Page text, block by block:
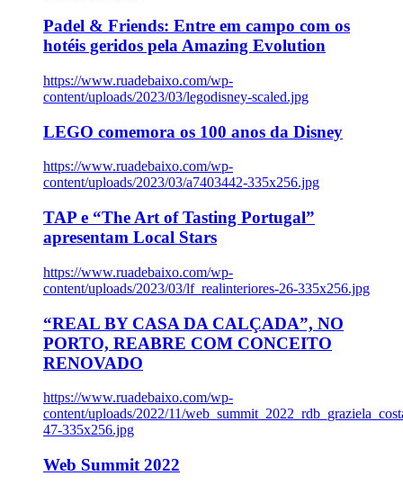
Padel & Friends: Entre em campo com os
hotéis geridos pela Amazing Evolution
https://www.ruadebaixo.com/wp-
content/uploads/2023/03/legodisney-scaled.jpg
LEGO comemora os 100 anos da Disney
https://www.ruadebaixo.com/wp-
content/uploads/2023/03/a7403442-335x256.jpg
TAP e “The Art of Tasting Portugal”
apresentam Local Stars
https://www.ruadebaixo.com/wp-
content/uploads/2023/03/lf_realinteriores-26-335x256.jpg
“REAL BY CASA DA CALÇADA”, NO
PORTO, REABRE COM CONCEITO
RENOVADO
https://www.ruadebaixo.com/wp-
content/uploads/2022/11/
47-335x256.jpg
Web Summit 2022